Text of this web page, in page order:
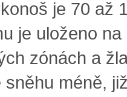
je 70 až
je uloženo
zónách a
méně,